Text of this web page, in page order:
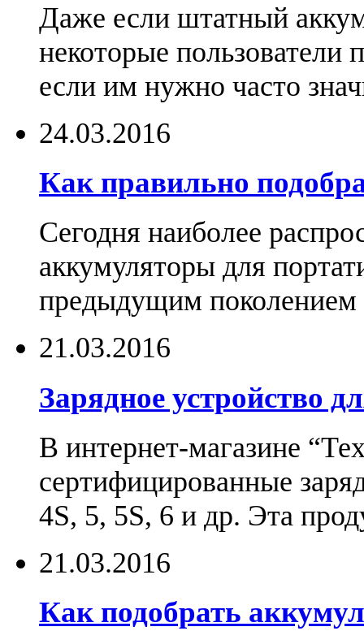
Даже если штатный
некоторые пользователи
если им нужно часто
24.03.2016
Как правильно
Сегодня наиболее
аккумуляторы для
предыдущим поколением
21.03.2016
Зарядное устройство
В интернет-магазине
сертифицированные
4S, 5, 5S, 6 и др. Эта
21.03.2016
Как подобрать